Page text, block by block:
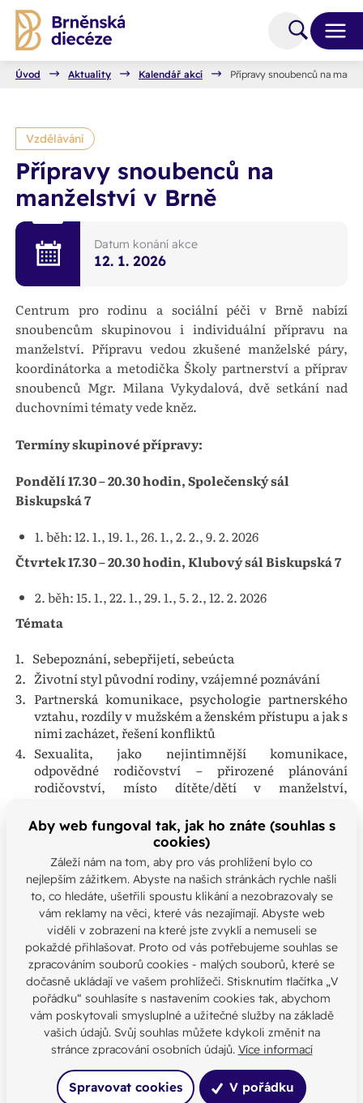
Úvod Aktuality Kalendář akcí Přípravy snoubenců na
Vzdělávání
Přípravy snoubenců na
manželství v Brně
Datum konání akce
12. 1. 2026
Centrum pro rodinu a sociální péči v Brně nabízí
snoubencům skupinovou i individuální přípravu na
manželství. Přípravu vedou zkušené manželské páry,
koordinátorka a metodička Školy partnerství a příprav
snoubenců Mgr. Milana Vykydalová, dvě setkání nad
duchovními tématy vede kněz.
Termíny skupinové přípravy:
Pondělí 17.30 – 20.30 hodin, Společenský sál
Biskupská 7
1. běh: 12. 1., 19. 1., 26. 1., 2. 2., 9. 2. 2026
Čtvrtek 17.30 – 20.30 hodin, Klubový sál Biskupská 7
2. běh: 15. 1., 22. 1., 29. 1., 5. 2., 12. 2. 2026
Témata
Sebepoznání, sebepřijetí, sebeúcta
Životní styl původní rodiny, vzájemné poznávání
Partnerská komunikace, psychologie partnerského
vztahu, rozdíly v mužském a ženském přístupu a jak s
nimi zacházet, řešení konfliktů
Sexualita, jako nejintimnější komunikace,
odpovědné rodičovství – přirozené plánování
rodičovství, místo dítěte/dětí v manželství,
Praktické poznání, „rady“ ze života do života
(ekonomické minimum pro život manželství a
rodiny, vztah k rodičům, sourozencům a přátelům v
manželství, řešení náročných životních situací)
Víra a život z víry, jak katolická církev chápe
manželství
Obsah manželského slibu a průběh svatebního
obřadu
Více informací a možnost přihlášeníZDE.
Související články
24. 7. 2024
Rodiny
Aby web fungoval tak, jak ho znáte (souhlas s
cookies)
Záleží nám na tom, aby pro vás prohlížení bylo co
nejlepším zážitkem. Abyste na našich stránkách rychle našli
to, co hledáte, ušetřili spoustu klikání a nezobrazovaly se
vám reklamy na věci, které vás nezajímají. Abyste web
viděli v zobrazení na které jste zvyklí a nemuseli se
pokaždé přihlašovat. Proto od vás potřebujeme souhlas se
zpracováním souborů cookies - malých souborů, které se
dočasně ukládají ve vašem prohlížeči. Stisknutím tlačítka „V
pořádku“ souhlasíte s nastavením cookies tak, abychom
vám poskytovali smysluplné a užitečné služby na základě
vašich údajů. Svůj souhlas můžete kdykoli změnit na
stránce zpracování osobních údajů. Více informací
Spravovat cookies V pořádku